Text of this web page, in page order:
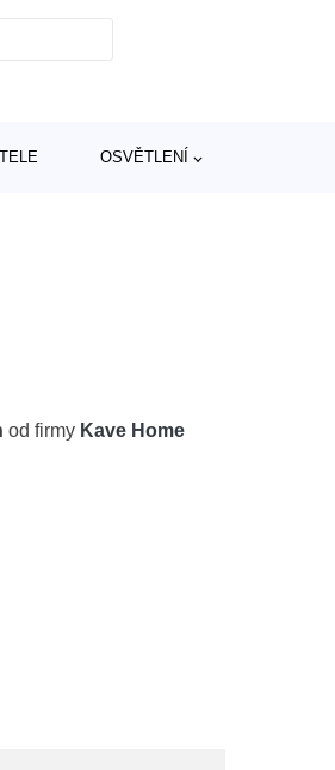
OSVĚTLENÍ
od firmy Kave Home